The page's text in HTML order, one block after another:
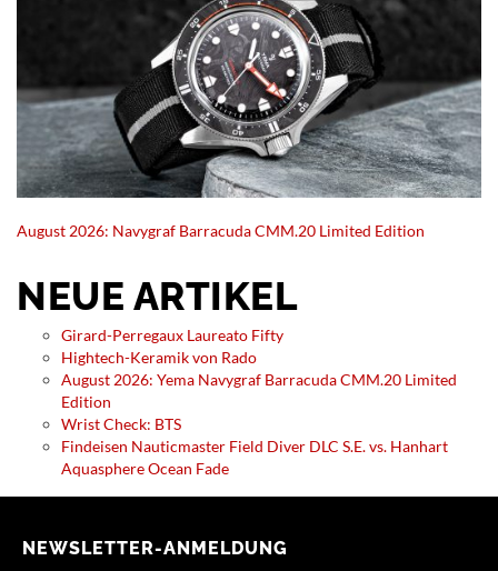
August 2026: Navygraf Barracuda CMM.20 Limited Edition
NEUE ARTIKEL
Girard-Perregaux Laureato Fifty
Hightech-Keramik von Rado
August 2026: Yema Navygraf Barracuda CMM.20 Limited
Edition
Wrist Check: BTS
Findeisen Nauticmaster Field Diver DLC S.E. vs. Hanhart
Aquasphere Ocean Fade
NEWSLETTER-ANMELDUNG